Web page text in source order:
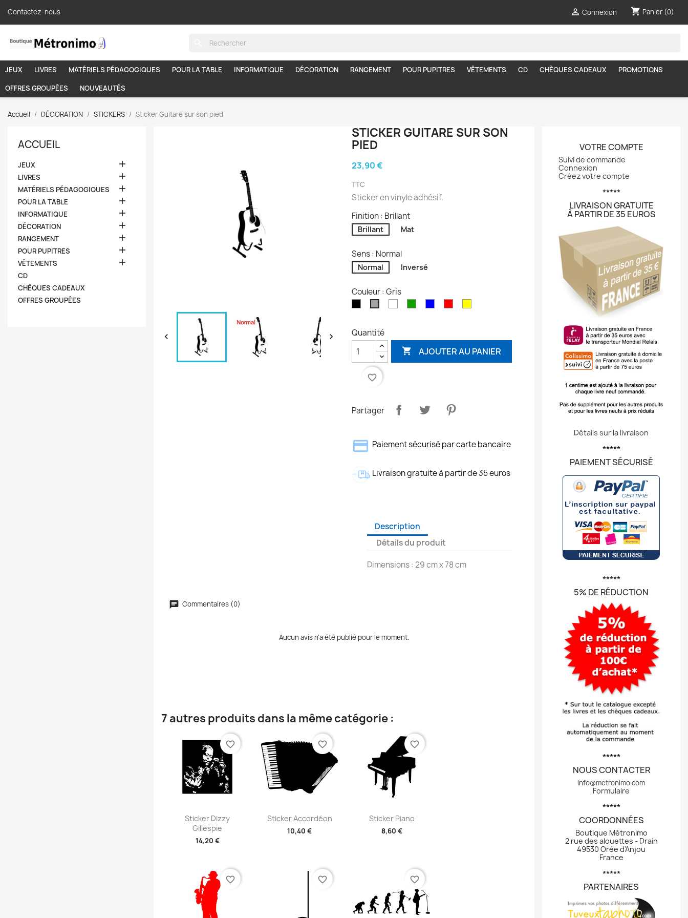
Contactez-nous  Connexion shopping_cart Panier (0)
JEUX LIVRES MATÉRIELS PÉDAGOGIQUES POUR LA TABLE INFORMATIQUE DÉCORATION RANGEMENT POUR PUPITRES VÊTEMENTS CD CHÈQUES CADEAUX
PROMOTIONS
OFFRES GROUPÉES
NOUVEAUTÉS
Accueil DÉCORATION STICKERS Sticker Guitare sur son pied
ACCUEIL
JEUX 
LIVRES 
MATÉRIELS PÉDAGOGIQUES 
POUR LA TABLE 
INFORMATIQUE 
DÉCORATION 
RANGEMENT 
POUR PUPITRES 
VÊTEMENTS 
CD
CHÈQUES CADEAUX
OFFRES GROUPÉES
 
STICKER GUITARE SUR SON
PIED
23,90 €
TTC
Sticker en vinyle adhésif.
Finition : Brillant
Brillant Mat
Sens : Normal
Normal Inversé
Couleur : Gris
Noir Gris BlancVert Bleu RougeJaune
Quantité
 AJOUTER AU PANIER
favorite_border
Partager
Paiement sécurisé par carte bancaire
Livraison gratuite à partir de 35 euros
Description
Détails du produit
Dimensions : 29 cm x 78 cm
Commentaires (0)
Aucun avis n'a été publié pour le moment.
7 autres produits dans la même catégorie :
Aperçu rapide
+2
Sticker Dizzy
Gillespie
14,20 €
favorite_border
Aperçu rapide
Sticker Accordéon
10,40 €
favorite_border
Aperçu rapide
Sticker Piano
8,60 €
favorite_border
favorite_border favorite_border favorite_border
VOTRE COMPTE
Suivi de commande
Connexion
Créez votre compte
*****
LIVRAISON GRATUITE
À PARTIR DE 35 EUROS
Détails sur la livraison
*****
PAIEMENT SÉCURISÉ
*****
5% DE RÉDUCTION
*****
NOUS CONTACTER
info@metronimo.com
Formulaire
*****
COORDONNÉES
Boutique Métronimo
2 rue des alouettes - Drain
49530 Orée d'Anjou
France
*****
PARTENAIRES